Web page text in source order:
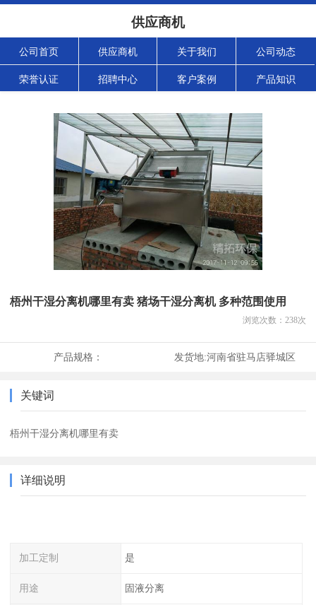
供应商机
公司首页 供应商机 关于我们 公司动态
荣誉认证 招聘中心 客户案例 产品知识
梧州干湿分离机哪里有卖 猪场干湿分离机 多种范围使用
浏览次数： 238次
产品规格： 发货地:河南省驻马店驿城区
关键词
梧州干湿分离机哪里有卖
详细说明
加工定制 是
用途 固液分离